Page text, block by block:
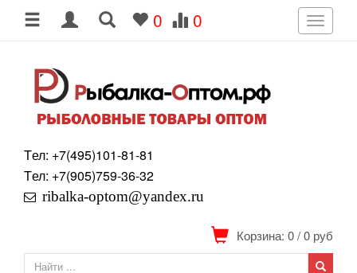
0 0
Toggle
Tел: +7(495)101-81-81
Tел: +7(905)759-36-32
ribalka-optom@yandex.ru
Корзина: 0/0 руб